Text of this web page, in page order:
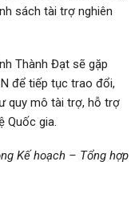
sách tài trợ nghiên
Thành Đạt sẽ gặp
để tiếp tục trao đổi,
quy mô tài trợ, hỗ trợ
Quốc gia.
Kế hoạch – Tổng hợp